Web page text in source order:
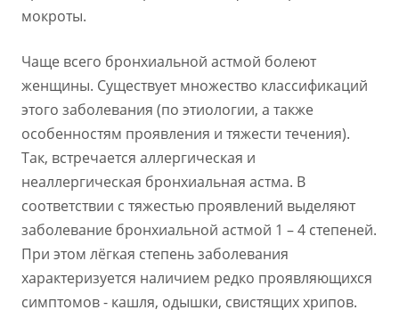
мокроты.
Чаще всего бронхиальной астмой болеют
женщины. Существует множество классификаций
этого заболевания (по этиологии, а также
особенностям проявления и тяжести течения).
Так, встречается аллергическая и
неаллергическая бронхиальная астма. В
соответствии с тяжестью проявлений выделяют
заболевание бронхиальной астмой 1 – 4 степеней.
При этом лёгкая степень заболевания
характеризуется наличием редко проявляющихся
симптомов - кашля, одышки, свистящих хрипов.